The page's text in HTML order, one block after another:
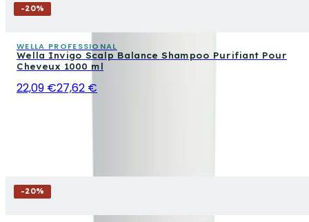
-20%
WELLA PROFESSIONAL
Wella Invigo Scalp Balance Shampoo Purifiant Pour
Cheveux 1000 ml
22,09 €27,62 €
-20%